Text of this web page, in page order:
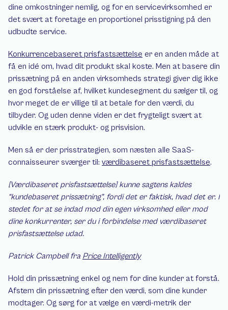
dine omkostninger nemlig, og for en servicevirksomhed er
det svært at foretage en proportionel prisstigning på den
udbudte service.
Konkurrencebaseret prisfastsættelse er en anden måde at
få en idé om, hvad dit produkt skal koste. Men at basere din
prissætning på en anden virksomheds strategi giver dig ikke
en god forståelse af, hvilket kundesegment du sælger til, og
hvor meget de er villige til at betale for den værdi, du
tilbyder. Og uden denne viden er det frygteligt svært at
udvikle en stærk produkt- og prisvision.
Men så er der prisstrategien, som næsten alle SaaS-
connaisseurer sværger til: værdibaseret prisfastsættelse.
[Værdibaseret prisfastsættelse] kunne sagtens kaldes
“kundebaseret prissætning”, fordi det er faktisk, hvad det er. I
stedet for at se indad mod din egen virksomhed eller mod
dine konkurrenter, ser du i forbindelse med værdibaseret
prisfastsættelse udad.
Patrick Campbell fra Price Intelligently
Hold din prissætning enkel og nem for dine kunder at forstå.
Afstem din prissætning efter den værdi, som dine kunder
modtager. Og sørg for at vælge en værdi-metrik der